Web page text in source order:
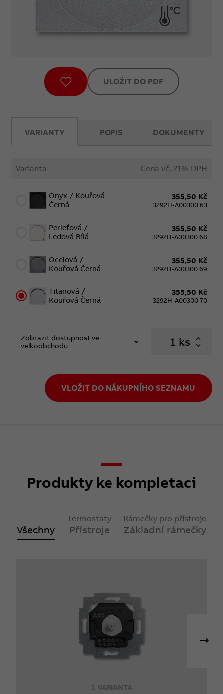
ULOŽIT DO PDF
VARIANTY
Varianta Cena vč. 21% DPH
Onyx / Kouřová
Černá
355,50 Kč
3292H-A00300 63
Perleťová /
Ledová Bílá
355,50 Kč
3292H-A00300 68
Ocelová /
Kouřová Černá
355,50 Kč
3292H-A00300 69
Titanová /
Kouřová Černá
355,50 Kč
3292H-A00300 70
Zobrazit dostupnost ve
velkoobchodu
ks
VLOŽIT DO NÁKUPNÍHO SEZNAMU
POPIS DOKUMENTY
Produkty ke kompletaci
Všechny
Termostaty
Přístroje
Rámečky pro přístroje
Základní rámečky
1 VARIANTA